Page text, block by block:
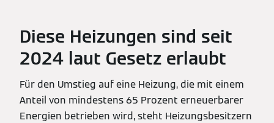
Diese Heizungen sind seit
2024 laut Gesetz erlaubt
Für den Umstieg auf eine Heizung, die mit einem
Anteil von mindestens 65 Prozent erneuerbarer
Energien betrieben wird, steht Heizungsbesitzern